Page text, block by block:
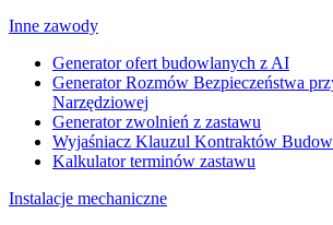
Inne zawody
Generator ofert budowlanych z AI
Generator Rozmów Bezpieczeństwa
Narzędziowej
Generator zwolnień z zastawu
Wyjaśniacz Klauzul Kontraktów
Kalkulator terminów zastawu
Instalacje mechaniczne